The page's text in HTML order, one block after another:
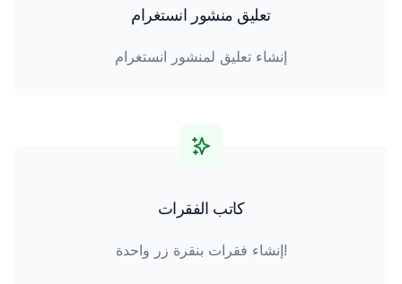
تعليق منشور انستغرام
إنشاء تعليق لمنشور انستغرام
كاتب الفقرات
إنشاء فقرات بنقرة زر واحدة!